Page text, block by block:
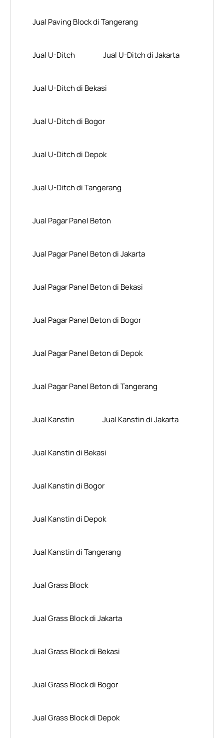
Jual Paving Block di Tangerang
Jual U-Ditch Jual U-Ditch di Jakarta
Jual U-Ditch di Bekasi
Jual U-Ditch di Bogor
Jual U-Ditch di Depok
Jual U-Ditch di Tangerang
Jual Pagar Panel Beton
Jual Pagar Panel Beton di Jakarta
Jual Pagar Panel Beton di Bekasi
Jual Pagar Panel Beton di Bogor
Jual Pagar Panel Beton di Depok
Jual Pagar Panel Beton di Tangerang
Jual Kanstin Jual Kanstin di Jakarta
Jual Kanstin di Bekasi
Jual Kanstin di Bogor
Jual Kanstin di Depok
Jual Kanstin di Tangerang
Jual Grass Block
Jual Grass Block di Jakarta
Jual Grass Block di Bekasi
Jual Grass Block di Bogor
Jual Grass Block di Depok